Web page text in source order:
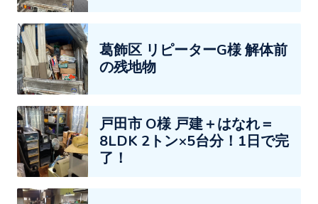
葛飾区 リピーターG様 解体前
の残地物
戸田市 O様 戸建＋はなれ＝
8LDK 2トン×5台分！1日で完
了！